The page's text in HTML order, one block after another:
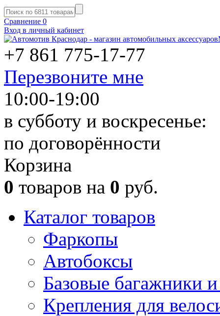
Сравнение 0
Вход в личный кабинет
+7 861 775-17-77
Перезвоните мне
10:00-19:00
в субботу и воскресенье:
по договорённости
Корзина
0 товаров на 0 руб.
Каталог товаров
Фаркопы
Автобоксы
Базовые багажники
Крепления для